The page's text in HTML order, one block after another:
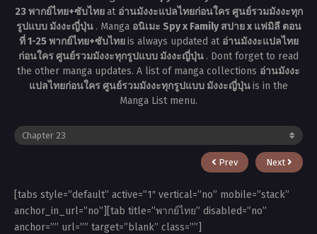
23 พากย์ไทย+ซับไทยat อ่านมังงะแปลไทยก่อนใคร ศูนย์รวมมังงะทุก
รูปแบบ มังงะญี่ปุ่น . Manga อนิเมะ Spy x Family สปาย x แฟมิลี ตอน
ที่ 1-25 พากย์ไทย+ซับไทยis always updated at อ่านมังงะแปลไทย
ก่อนใคร ศูนย์รวมมังงะทุกรูปแบบ มังงะญี่ปุ่น . Dont forget to read
the other manga updates. A list of manga collections อ่านมังงะ
แปลไทยก่อนใคร ศูนย์รวมมังงะทุกรูปแบบ มังงะญี่ปุ่นis in the
Manga List menu.
Prev Next
[tabs style=”default” active=”1″ vertical=”no” mobile=”stack”
anchor_in_url=”no”][tab title=”พากย์ไทย” disabled=”no”
anchor=”” url=”” target=”blank” class=””]